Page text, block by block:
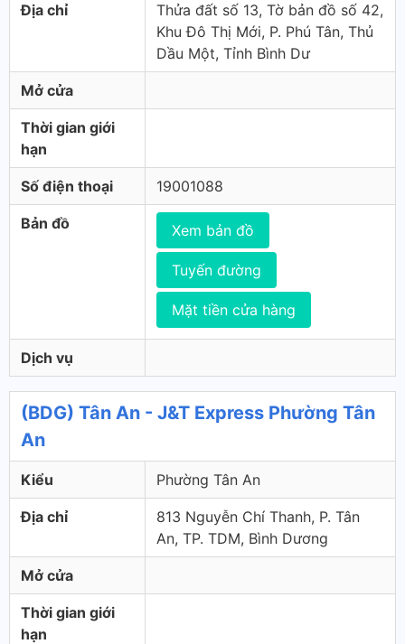
Địa chỉ
Thửa đất số 13, Tờ bản đồ số 42,
Khu Đô Thị Mới, P. Phú Tân, Thủ
Dầu Một, Tỉnh Bình Dư
Mở cửa
Thời gian giới
hạn
Số điện thoại 19001088
Bản đồ Xem bản đồ
Tuyến đường
Mặt tiền cửa hàng
Dịch vụ
(BDG) Tân An - J&T Express Phường Tân
An
Kiểu Phường Tân An
Địa chỉ
813 Nguyễn Chí Thanh, P. Tân
An, TP. TDM, Bình Dương
Mở cửa
Thời gian giới
hạn